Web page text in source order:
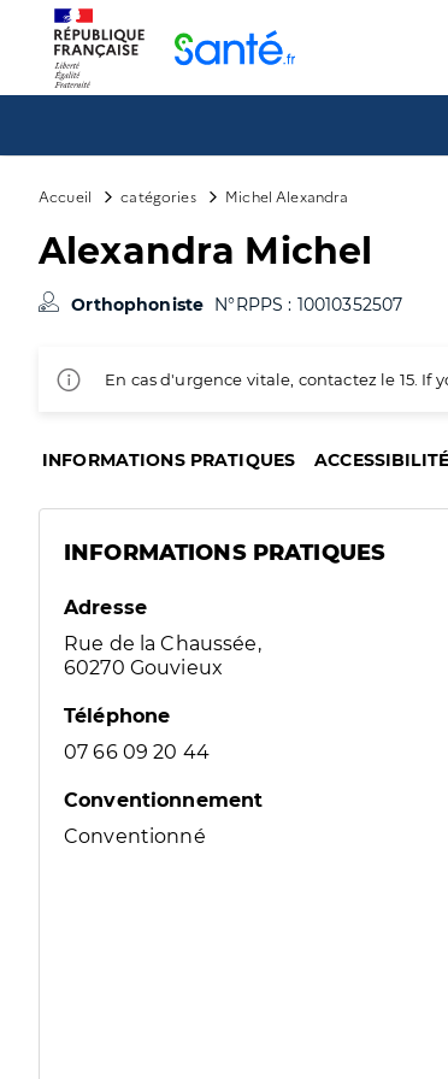
Accueil catégories Michel Alexandra
Alexandra Michel
Orthophoniste N°RPPS : 10010352507
En cas d'urgence vitale, contactez le 15.
INFORMATIONS PRATIQUES ACCESSIBILITÉ
INFORMATIONS PRATIQUES
Adresse
Rue de la Chaussée,
60270 Gouvieux
Téléphone
07 66 09 20 44
Conventionnement
Conventionné
Panneau de gestion des cookies